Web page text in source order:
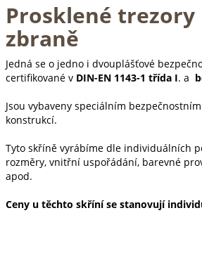
Prosklené trezory
zbraně
Jedná se o jedno i dvouplášťové
certifikované v DIN-EN 1143-1 třída I. a
Jsou vybaveny speciálním
konstrukcí.
Tyto skříně vyrábíme dle individuálních
rozměry, vnitřní uspořádání, barevné
apod.
Ceny u těchto skříní se stanovují